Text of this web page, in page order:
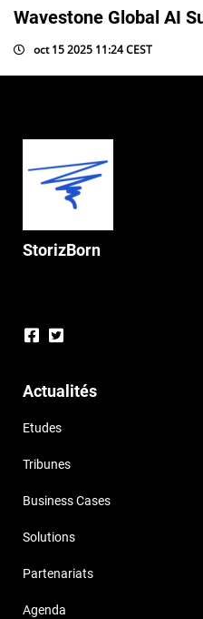
Wavestone Global AI
oct 15 2025 11:24 CEST
StorizBorn
Actualités
Etudes
Tribunes
Business Cases
Solutions
Partenariats
Agenda